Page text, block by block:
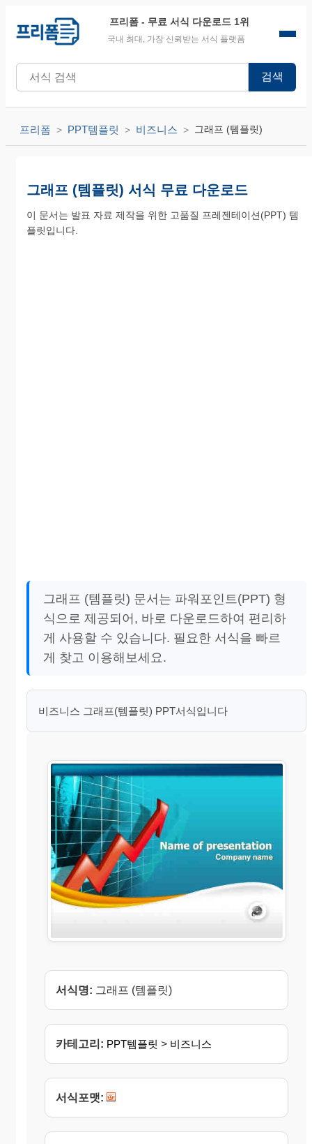
프리폼 - 무료 서식 다운로드 1위
국내 최대, 가장 신뢰받는 서식 플랫폼
검색
프리폼 PPT템플릿 비즈니스 그래프 (템플릿)
그래프 (템플릿) 서식 무료 다운로드
이 문서는 발표 자료 제작을 위한 고품질 프레젠테이션(PPT) 템
플릿입니다.
그래프 (템플릿) 문서는 파워포인트(PPT) 형
식으로 제공되어, 바로 다운로드하여 편리하
게 사용할 수 있습니다. 필요한 서식을 빠르
게 찾고 이용해보세요.
비즈니스 그래프(템플릿) PPT서식입니다
서식명: 그래프 (템플릿)
카테고리: PPT템플릿 > 비즈니스
서식포맷: